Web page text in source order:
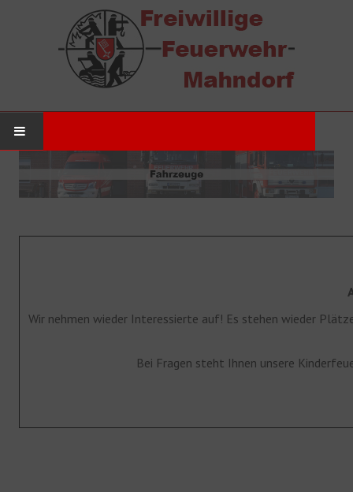
STARTSEITE
DIE WEHR
Wir nehmen wieder Interessierte auf! Es stehen wieder
Bei Fragen steht Ihnen unsere